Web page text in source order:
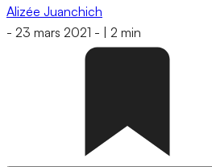
Alizée Juanchich
- 23 mars 2021 - 2 min